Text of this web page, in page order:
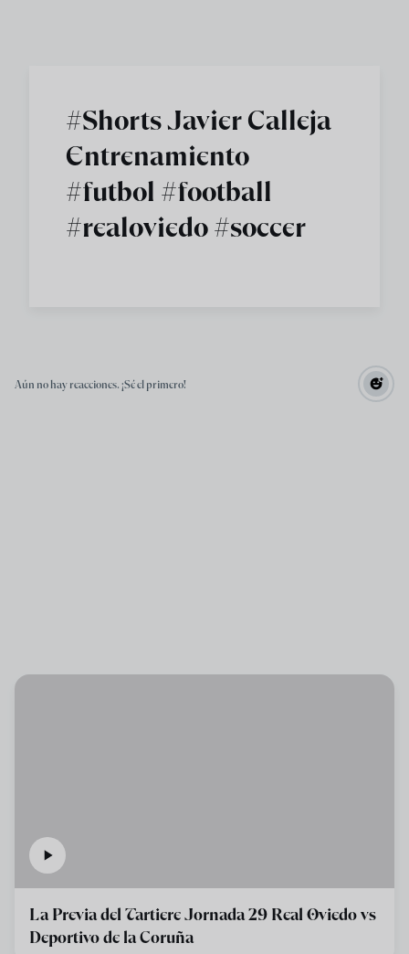
#Shorts Javier Calleja
Entrenamiento
#futbol #football
#realoviedo #soccer
Aún no hay reacciones. ¡Sé el primero!
La Previa del Tartiere Jornada 29 Real Oviedo vs
Deportivo de la Coruña